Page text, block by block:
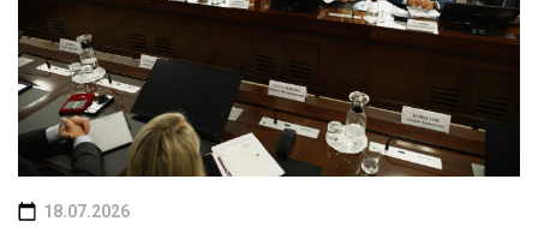
18.07.2026